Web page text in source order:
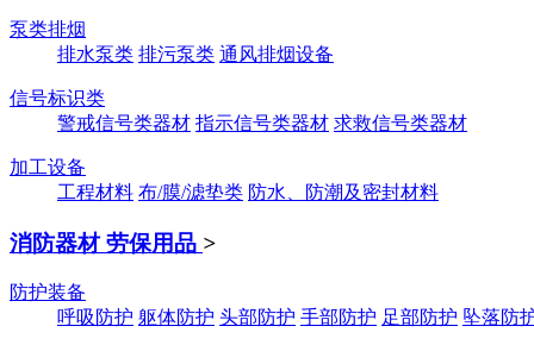
泵类排烟
排水泵类 排污泵类 通风排烟设备
信号标识类
警戒信号类器材 指示信号类器材 求救信号类器材
加工设备
工程材料 布/膜/滤垫类 防水、防潮及密封材料
消防器材 劳保用品 >
防护装备
呼吸防护 躯体防护 头部防护 手部防护 足部防护 坠落防